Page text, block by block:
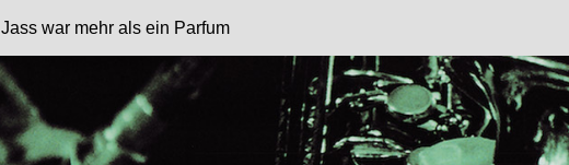
Jass war mehr als ein Parfum